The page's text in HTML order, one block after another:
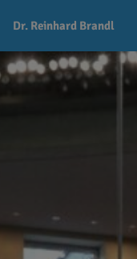
Dr. Reinhard Brandl